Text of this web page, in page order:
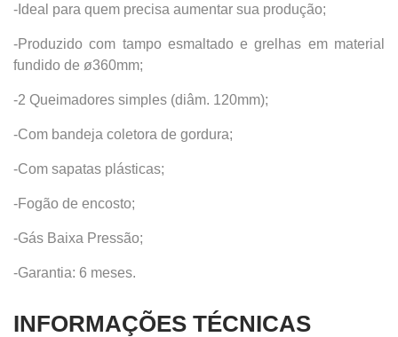
-Ideal para quem precisa aumentar sua produção;
-Produzido com tampo esmaltado e grelhas em material
fundido de ø360mm;
-2 Queimadores simples (diâm. 120mm);
-Com bandeja coletora de gordura;
-Com sapatas plásticas;
-Fogão de encosto;
-Gás Baixa Pressão;
-Garantia: 6 meses.
INFORMAÇÕES TÉCNICAS